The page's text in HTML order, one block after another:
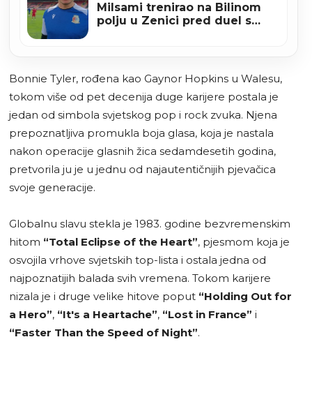
Milsami trenirao na Bilinom
polju u Zenici pred duel s
Bonnie Tyler, rođena kao Gaynor Hopkins u Walesu,
tokom više od pet decenija duge karijere postala je
jedan od simbola svjetskog pop i rock zvuka. Njena
prepoznatljiva promukla boja glasa, koja je nastala
nakon operacije glasnih žica sedamdesetih godina,
pretvorila ju je u jednu od najautentičnijih pjevačica
svoje generacije.
Globalnu slavu stekla je 1983. godine bezvremenskim
hitom “Total Eclipse of the Heart”, pjesmom koja je
osvojila vrhove svjetskih top-lista i ostala jedna od
najpoznatijih balada svih vremena. Tokom karijere
nizala je i druge velike hitove poput “Holding Out for
a Hero”, “It's a Heartache”, “Lost in France” i
“Faster Than the Speed of Night”.